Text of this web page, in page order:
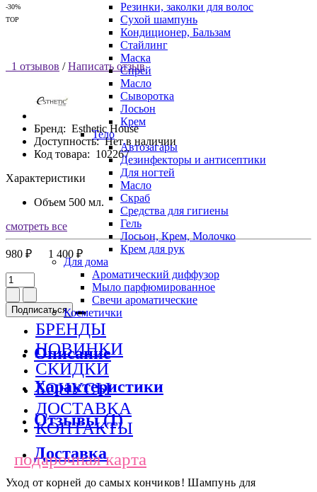
Резинки, заколки для волос
Сухой шампунь
Кондиционер, Бальзам
Стайлинг
Маска
Спрей
Масло
Сыворотка
Лосьон
Крем
Тело
Автозагары
Дезинфекторы и антисептики
Для ногтей
Масло
Скраб
Средства для гигиены
Гель
Лосьон, Крем, Молочко
Крем для рук
Для дома
Ароматический диффузор
Мыло парфюмированное
Свечи ароматические
Косметички
БРЕНДЫ
НОВИНКИ
СКИДКИ
БОНУСЫ
ДОСТАВКА
КОНТАКТЫ
подарочная карта
-30%
TOP
1 отзывов / Написать отзыв
Бренд: Esthetic House
Доступность:Нет в наличии
Код товара: 102267
Характеристики
Объем 500 мл.
смотреть все
980 ₽ 1 400 ₽
Подписаться
Описание
Характеристики
Отзывы (1)
Доставка
Уход от корней до самых кончиков! Шампунь для